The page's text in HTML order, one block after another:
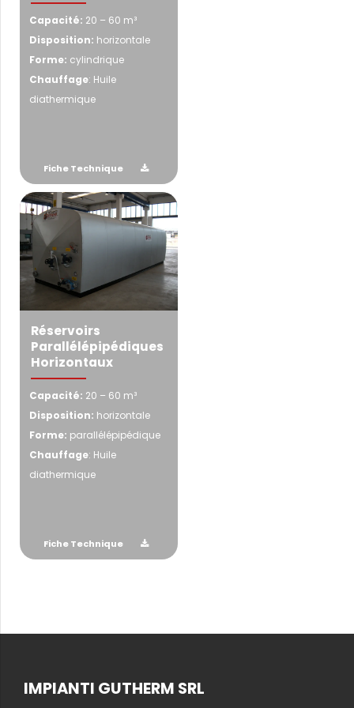
Capacité: 20 – 60 m³
Disposition: horizontale
Forme: cylindrique
Chauffage: Huile
diathermique
Fiche Technique
Réservoirs
Parallélépipédiques
Horizontaux
Capacité: 20 – 60 m³
Disposition: horizontale
Forme: parallélépipédique
Chauffage: Huile
diathermique
Fiche Technique
IMPIANTI GUTHERM SRL